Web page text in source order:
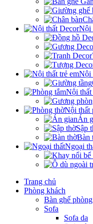
Nội
Nội
Nội thất
Nội thất
Án
Sập
Bàn
Ngoại
Trang chủ
Phòng khách
Bàn ghế
Sofa
Sofa da